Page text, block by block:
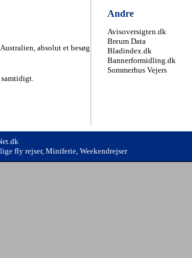
absolut et besøg
Andre
Avisoversigten.dk
Breum Data
Bladindex.dk
Bannerformidling.dk
Sommerhus Vejers
fly rejser, Miniferie, Weekendrejser